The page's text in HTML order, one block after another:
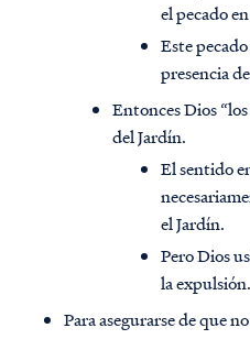
el pecado
Este
presencia
Entonces Dios
del Jardín.
El sentido
el Jardín.
Pero Dios
la expulsión.
Para asegurarse de que